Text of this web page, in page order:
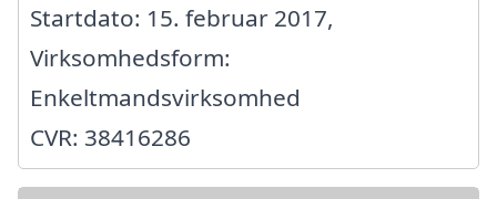
Startdato: 15. februar 2017,
Virksomhedsform:
Enkeltmandsvirksomhed
CVR: 38416286